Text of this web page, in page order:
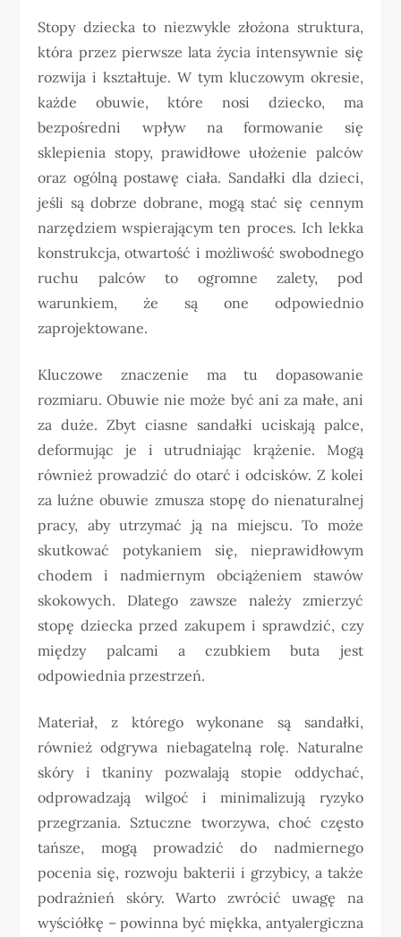
Stopy dziecka to niezwykle złożona struktura,
która przez pierwsze lata życia intensywnie się
rozwija i kształtuje. W tym kluczowym okresie,
każde obuwie, które nosi dziecko, ma
bezpośredni wpływ na formowanie się
sklepienia stopy, prawidłowe ułożenie palców
oraz ogólną postawę ciała. Sandałki dla dzieci,
jeśli są dobrze dobrane, mogą stać się cennym
narzędziem wspierającym ten proces. Ich lekka
konstrukcja, otwartość i możliwość swobodnego
ruchu palców to ogromne zalety, pod
warunkiem, że są one odpowiednio
zaprojektowane.
Kluczowe znaczenie ma tu dopasowanie
rozmiaru. Obuwie nie może być ani za małe, ani
za duże. Zbyt ciasne sandałki uciskają palce,
deformując je i utrudniając krążenie. Mogą
również prowadzić do otarć i odcisków. Z kolei
za luźne obuwie zmusza stopę do nienaturalnej
pracy, aby utrzymać ją na miejscu. To może
skutkować potykaniem się, nieprawidłowym
chodem i nadmiernym obciążeniem stawów
skokowych. Dlatego zawsze należy zmierzyć
stopę dziecka przed zakupem i sprawdzić, czy
między palcami a czubkiem buta jest
odpowiednia przestrzeń.
Materiał, z którego wykonane są sandałki,
również odgrywa niebagatelną rolę. Naturalne
skóry i tkaniny pozwalają stopie oddychać,
odprowadzają wilgoć i minimalizują ryzyko
przegrzania. Sztuczne tworzywa, choć często
tańsze, mogą prowadzić do nadmiernego
pocenia się, rozwoju bakterii i grzybicy, a także
podrażnień skóry. Warto zwrócić uwagę na
wyściółkę – powinna być miękka, antyalergiczna